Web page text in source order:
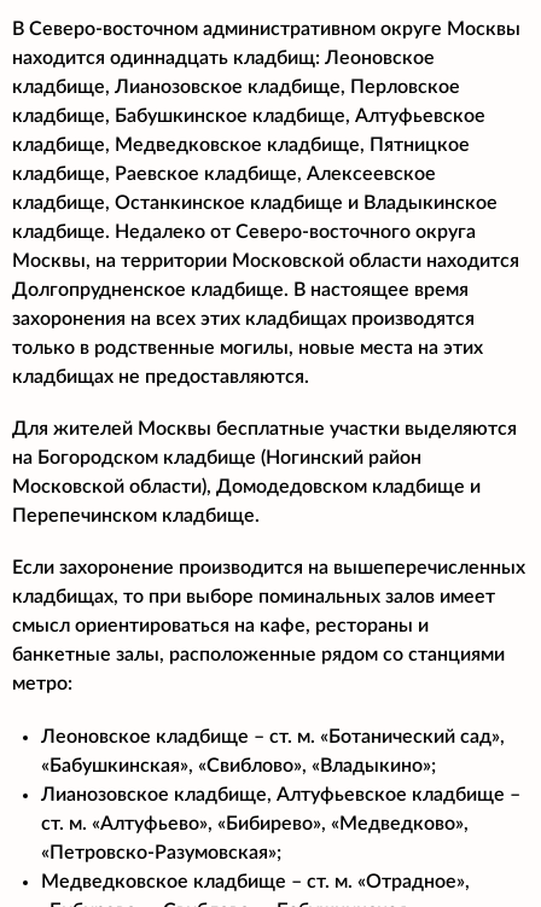
В Северо-восточном административном округе Москвы
находится одиннадцать кладбищ: Леоновское
кладбище, Лианозовское кладбище, Перловское
кладбище, Бабушкинское кладбище, Алтуфьевское
кладбище, Медведковское кладбище, Пятницкое
кладбище, Раевское кладбище, Алексеевское
кладбище, Останкинское кладбище и Владыкинское
кладбище. Недалеко от Северо-восточного округа
Москвы, на территории Московской области находится
Долгопрудненское кладбище. В настоящее время
захоронения на всех этих кладбищах производятся
только в родственные могилы, новые места на этих
кладбищах не предоставляются.
Для жителей Москвы бесплатные участки выделяются
на Богородском кладбище (Ногинский район
Московской области), Домодедовском кладбище и
Перепечинском кладбище.
Если захоронение производится на вышеперечисленных
кладбищах, то при выборе поминальных залов имеет
смысл ориентироваться на кафе, рестораны и
банкетные залы, расположенные рядом со станциями
метро:
Леоновское кладбище – ст. м. «Ботанический сад»,
«Бабушкинская», «Свиблово», «Владыкино»;
Лианозовское кладбище, Алтуфьевское кладбище –
ст. м. «Алтуфьево», «Бибирево», «Медведково»,
«Петровско-Разумовская»;
Медведковское кладбище – ст. м. «Отрадное»,